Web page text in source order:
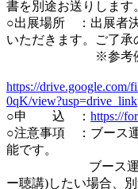
書を別途お送りします
○出展場所 ：出展者
いただきます。ご了承
※参考例（昨
https://
0qK/view?usp=drive_link
○申 込 ： https://
○注意事項 ：ブース
能です。
ブース運営担当
ー聴講)したい場合、